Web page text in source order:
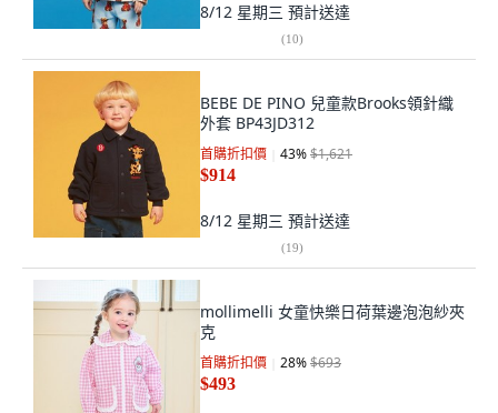
8/12 星期三 預計送達
(10)
BEBE DE PINO 兒童款Brooks領針織
外套 BP43JD312
首購折扣價 43%$1,621
$914
8/12 星期三 預計送達
(19)
mollimelli 女童快樂日荷葉邊泡泡紗夾
克
首購折扣價 28%$693
$493